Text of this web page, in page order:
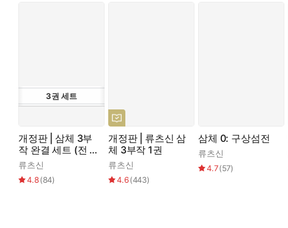
3권 세트
개정판 | 삼체 3부
작 완결 세트 (전 3
권)
류츠신
4.8(84)
개정판 | 류츠신 삼
체 3부작 1권
류츠신
4.6(443)
삼체 0: 구상섬전
류츠신
4.7(57)